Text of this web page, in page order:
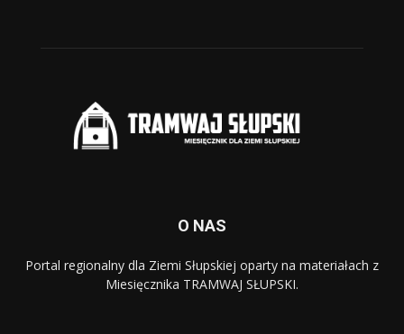
O NAS
Portal regionalny dla Ziemi Słupskiej oparty na materiałach z
Miesięcznika TRAMWAJ SŁUPSKI.